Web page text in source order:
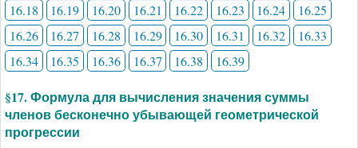
16.18
16.19 16.20 16.21 16.22 16.23 16.24
16.25
16.26
16.27 16.28 16.29 16.30 16.31 16.32
16.33
16.34
16.35 16.36 16.37 16.38 16.39
§17. Формула для вычисления значения суммы
членов бесконечно убывающей геометрической
прогрессии